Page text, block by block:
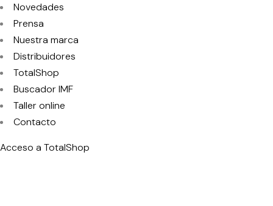
Novedades
Prensa
Nuestra marca
Distribuidores
TotalShop
Buscador IMF
Taller online
Contacto
Acceso a TotalShop